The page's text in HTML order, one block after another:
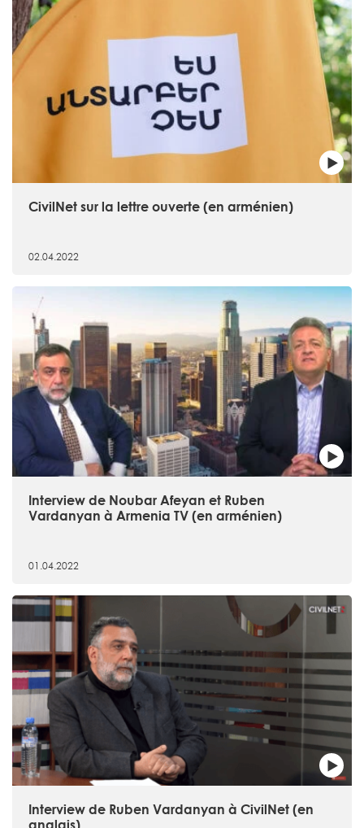
CivilNet sur la lettre ouverte (en arménien)
02.04.2022
Interview de Noubar Afeyan et Ruben
Vardanyan à Armenia TV (en arménien)
01.04.2022
Interview de Ruben Vardanyan à CivilNet (en